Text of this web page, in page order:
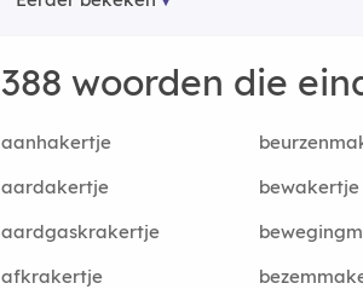
388 woorden die
aanhakertje
aardakertje
bewakertje
aardgaskrakertje
afkrakertje